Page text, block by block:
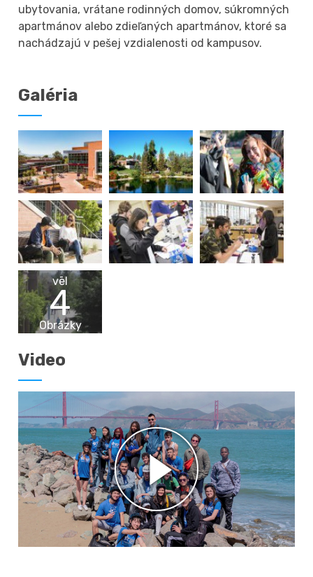
ubytovania, vrátane rodinných domov, súkromných
apartmánov alebo zdieľaných apartmánov, ktoré sa
nachádzajú v pešej vzdialenosti od kampusov.
Galéria
vēl
4
Obrázky
Video